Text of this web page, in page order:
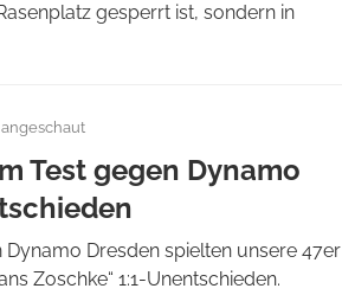
gesperrt ist, sondern in
Test gegen Dynamo
Dynamo Dresden spielten unsere 47er
Zoschke“ 1:1-Unentschieden.